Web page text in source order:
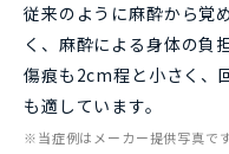
従来のように麻酔から覚
く、麻酔による身体の負
傷痕も2cm程と小さく、
も適しています。
※当症例はメーカー提供写真です